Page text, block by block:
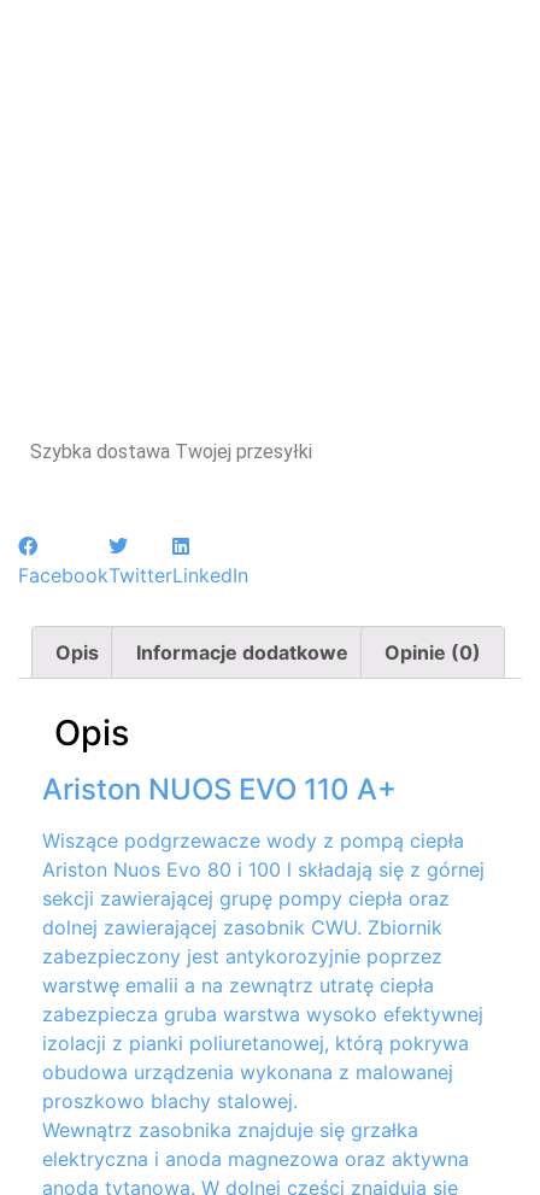
FacebookTwitterLinkedIn
Szybka dostawa Twojej przesyłki
Opis Informacje dodatkowe Opinie (0)
Opis
Ariston NUOS EVO 110 A+
Wiszące podgrzewacze wody z pompą ciepła
Ariston Nuos Evo 80 i 100 l składają się z górnej
sekcji zawierającej grupę pompy ciepła oraz
dolnej zawierającej zasobnik CWU. Zbiornik
zabezpieczony jest antykorozyjnie poprzez
warstwę emalii a na zewnątrz utratę ciepła
zabezpiecza gruba warstwa wysoko efektywnej
izolacji z pianki poliuretanowej, którą pokrywa
obudowa urządzenia wykonana z malowanej
proszkowo blachy stalowej.
Wewnątrz zasobnika znajduje się grzałka
elektryczna i anoda magnezowa oraz aktywna
anoda tytanowa. W dolnej części znajdują się